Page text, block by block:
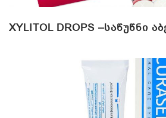
XYLITOL DROPS –ᲡᲐᲬᲣᲬᲜᲘ